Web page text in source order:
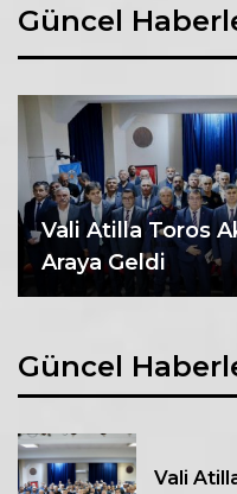
Güncel
Vali Atilla Toros
Araya Geldi
Güncel
Vali